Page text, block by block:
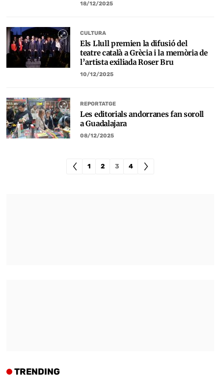
18/12/2025
CULTURA
Els Llull premien la difusió del
teatre català a Grècia i la memòria de
l’artista exiliada Roser Bru
10/12/2025
REPORTATGE
Les editorials andorranes fan soroll
a Guadalajara
08/12/2025
1 2 3 4
TRENDING